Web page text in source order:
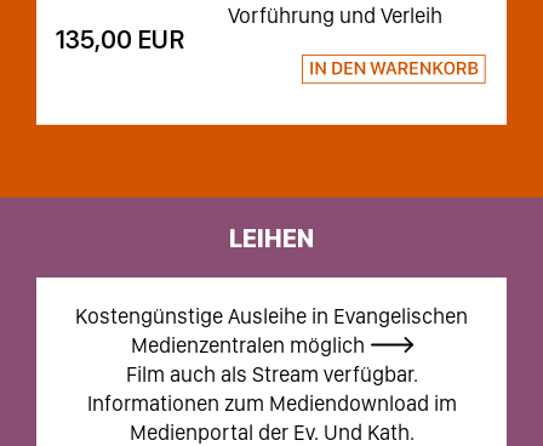
Vorführung und Verleih
135,00 EUR
LEIHEN
Kostengünstige Ausleihe in Evangelischen
Medienzentralen möglich
Film auch als Stream verfügbar.
Informationen zum Mediendownload im
Medienportal der Ev. Und Kath.